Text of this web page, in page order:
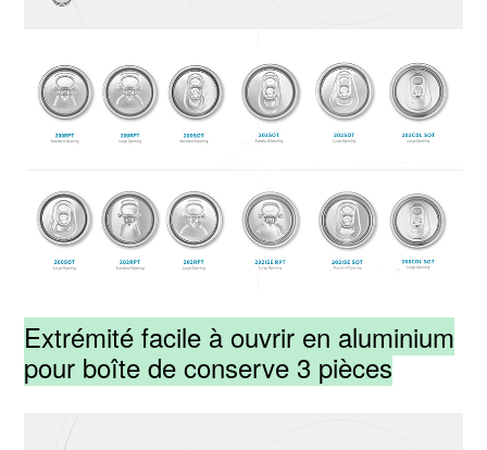
Extrémité facile à ouvrir en aluminium
pour boîte de conserve 3 pièces